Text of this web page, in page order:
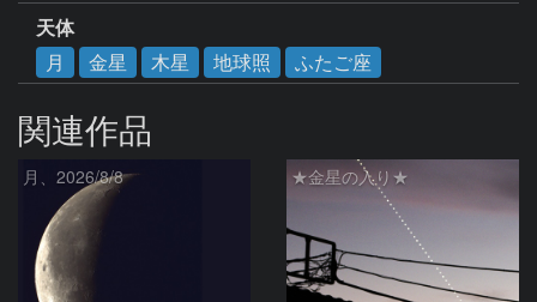
天体
月
金星 木星 地球照 ふたご座
関連作品
月、2026/8/8 ★金星の入り★